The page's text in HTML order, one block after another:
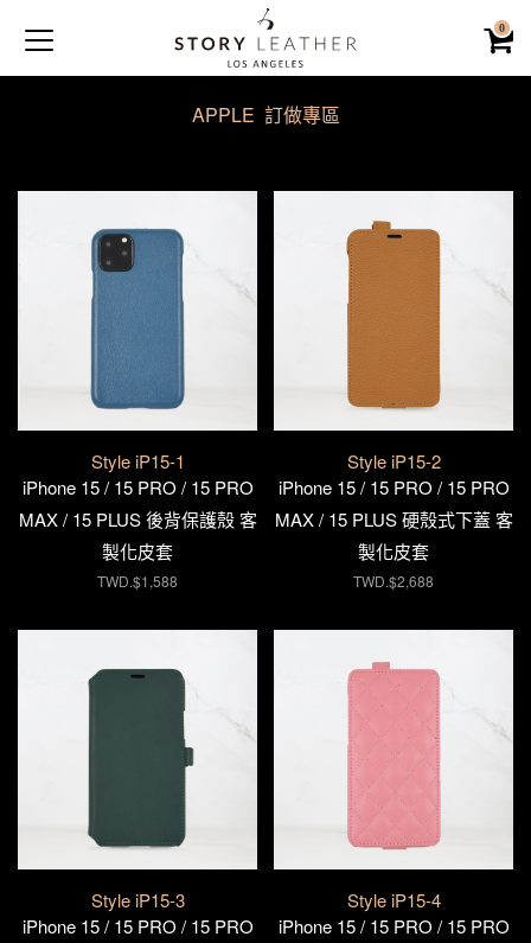
0
APPLE 訂做專區
Style iP15-1
iPhone 15 / 15 PRO / 15 PRO
MAX / 15 PLUS 後背保護殼 客
製化皮套
TWD.$1,588
Style iP15-2
iPhone 15 / 15 PRO / 15 PRO
MAX / 15 PLUS 硬殼式下蓋 客
製化皮套
TWD.$2,688
Style iP15-3
iPhone 15 / 15 PRO / 15 PRO
Style iP15-4
iPhone 15 / 15 PRO / 15 PRO